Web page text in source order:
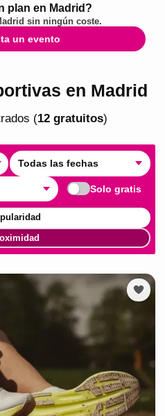
plan en Madrid?
sin ningún coste.
un evento
en Madrid
s (12gratuitos)
Todas las fechas
Solo gratis